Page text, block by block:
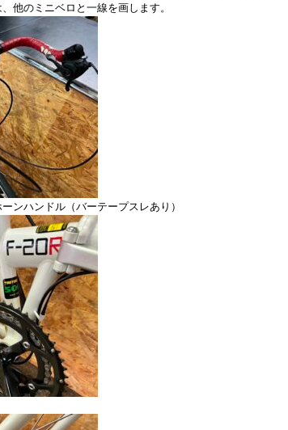
他のミニベロと一線を画します。
ンハンドル（バーテープスレあり）